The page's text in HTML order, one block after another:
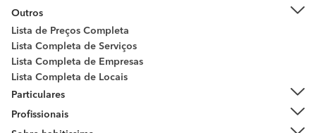
Outros
Lista de Preços Completa
Lista Completa de Serviços
Lista Completa de Empresas
Lista Completa de Locais
Particulares
Profissionais